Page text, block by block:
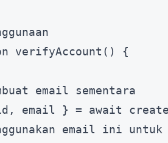
verifyAccount() {
email sementara
email } = await
email ini untuk